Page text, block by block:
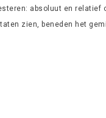
absoluut en relatief
zien, beneden het